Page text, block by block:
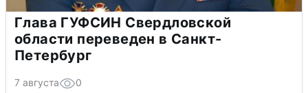
Глава ГУФСИН Свердловской
области переведен в Санкт-
Петербург
7 августа 0